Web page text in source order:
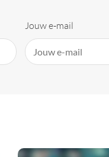
Jouw e-mail